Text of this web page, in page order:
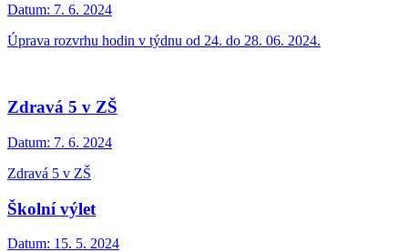
Datum: 7. 6. 2024
Úprava rozvrhu hodin v týdnu od 24. do 28. 06. 2024.
Zdravá 5 v ZŠ
Datum: 7. 6. 2024
Zdravá 5 v ZŠ
Školní výlet
Datum: 15. 5. 2024